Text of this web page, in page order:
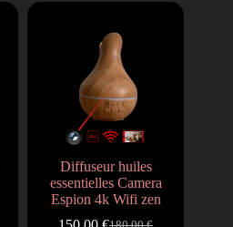
Diffuseur huiles
essentielles Camera
Espion 4k Wifi zen